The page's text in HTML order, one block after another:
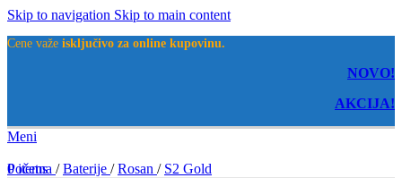
Skip to navigation Skip to main content
Cene važe isključivo za online kupovinu.
NOVO!
AKCIJA!
Meni
0items
Početna / Baterije / Rosan / S2 Gold